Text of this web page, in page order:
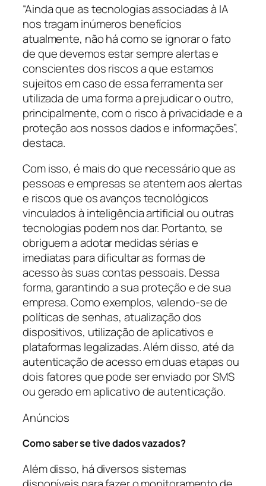
“Ainda que as tecnologias associadas à IA
nos tragam inúmeros benefícios
atualmente, não há como se ignorar o fato
de que devemos estar sempre alertas e
conscientes dos riscos a que estamos
sujeitos em caso de essa ferramenta ser
utilizada de uma forma a prejudicar o outro,
principalmente, com o risco à privacidade e a
proteção aos nossos dados e informações”,
destaca.
Com isso, é mais do que necessário que as
pessoas e empresas se atentem aos alertas
e riscos que os avanços tecnológicos
vinculados à inteligência artificial ou outras
tecnologias podem nos dar. Portanto, se
obriguem a adotar medidas sérias e
imediatas para dificultar as formas de
acesso às suas contas pessoais. Dessa
forma, garantindo a sua proteção e de sua
empresa. Como exemplos, valendo-se de
políticas de senhas, atualização dos
dispositivos, utilização de aplicativos e
plataformas legalizadas. Além disso, até da
autenticação de acesso em duas etapas ou
dois fatores que pode ser enviado por SMS
ou gerado em aplicativo de autenticação.
Anúncios
Como saber se tive dados vazados?
Além disso, há diversos sistemas